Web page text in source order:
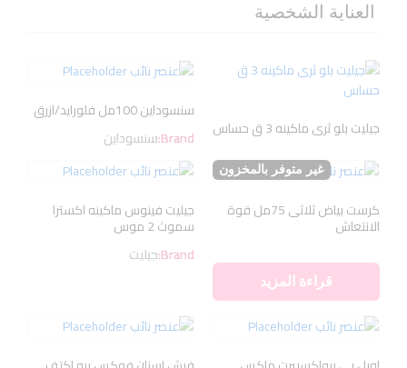
العناية الشخصية
جيليت بلو ثرى ماكينه 3 ق حساس
سنسوداين 100مل فلورايد/ازرق
Brand:سنسوداين
غير متوفر بالمخزون
كرست بياض ثلاثى 75مل قوة
الانتعاش
قراءة المزيد
جيليت فينوس ماكينه اكسترا
سموث 2 موس
Brand:جيليت